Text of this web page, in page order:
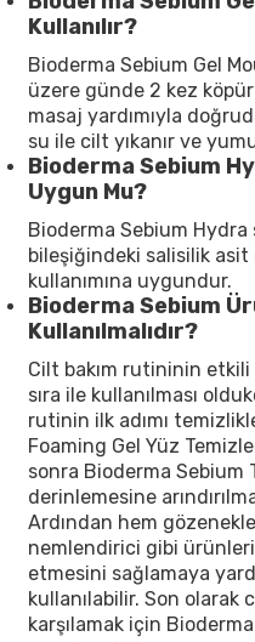
Kullanılır?
Bioderma Sebium Gel
üzere günde 2 kez
masaj yardımıyla
su ile cilt yıkanır ve
Bioderma Sebium
Uygun Mu?
Bioderma Sebium
bileşiğindeki salisilik
kullanımına uygundur.
Bioderma Sebium
Kullanılmalıdır?
Cilt bakım rutininin
sıra ile kullanılması
rutinin ilk adımı
Foaming Gel Yüz
sonra Bioderma Sebium
derinlemesine
Ardından hem
nemlendirici gibi
etmesini sağlamaya
kullanılabilir. Son olarak
karşılamak için